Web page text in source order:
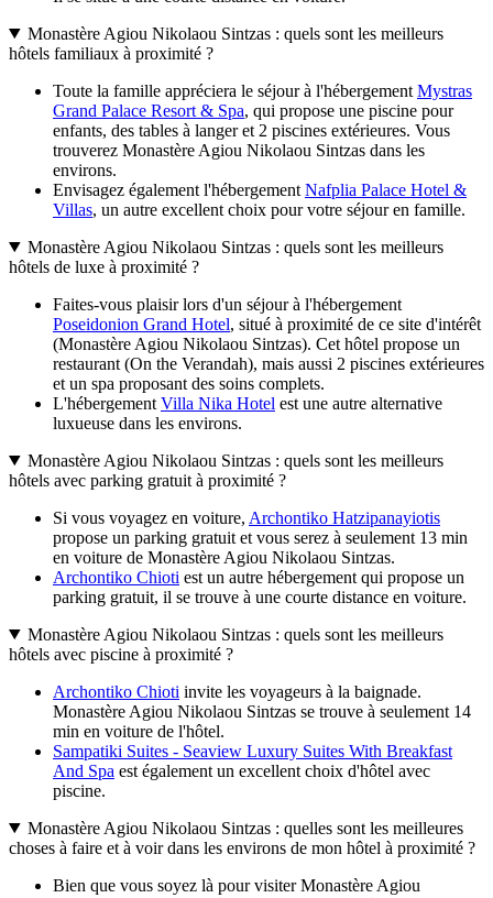
Monastère Agiou Nikolaou Sintzas : quels sont les meilleurs
hôtels familiaux à proximité ?
Toute la famille appréciera le séjour à l'hébergement Mystras
Grand Palace Resort & Spa, qui propose une piscine pour
enfants, des tables à langer et 2 piscines extérieures. Vous
trouverez Monastère Agiou Nikolaou Sintzas dans les
environs.
Envisagez également l'hébergement Nafplia Palace Hotel &
Villas, un autre excellent choix pour votre séjour en famille.
Monastère Agiou Nikolaou Sintzas : quels sont les meilleurs
hôtels de luxe à proximité ?
Faites-vous plaisir lors d'un séjour à l'hébergement
Poseidonion Grand Hotel, situé à proximité de ce site d'intérêt
(Monastère Agiou Nikolaou Sintzas). Cet hôtel propose un
restaurant (On the Verandah), mais aussi 2 piscines extérieures
et un spa proposant des soins complets.
L'hébergement Villa Nika Hotel est une autre alternative
luxueuse dans les environs.
Monastère Agiou Nikolaou Sintzas : quels sont les meilleurs
hôtels avec parking gratuit à proximité ?
Si vous voyagez en voiture, Archontiko Hatzipanayiotis
propose un parking gratuit et vous serez à seulement 13 min
en voiture de Monastère Agiou Nikolaou Sintzas.
Archontiko Chioti est un autre hébergement qui propose un
parking gratuit, il se trouve à une courte distance en voiture.
Monastère Agiou Nikolaou Sintzas : quels sont les meilleurs
hôtels avec piscine à proximité ?
Archontiko Chioti invite les voyageurs à la baignade.
Monastère Agiou Nikolaou Sintzas se trouve à seulement 14
min en voiture de l'hôtel.
Sampatiki Suites - Seaview Luxury Suites With Breakfast
And Spa est également un excellent choix d'hôtel avec
piscine.
Monastère Agiou Nikolaou Sintzas : quelles sont les meilleures
choses à faire et à voir dans les environs de mon hôtel à proximité ?
Bien que vous soyez là pour visiter Monastère Agiou